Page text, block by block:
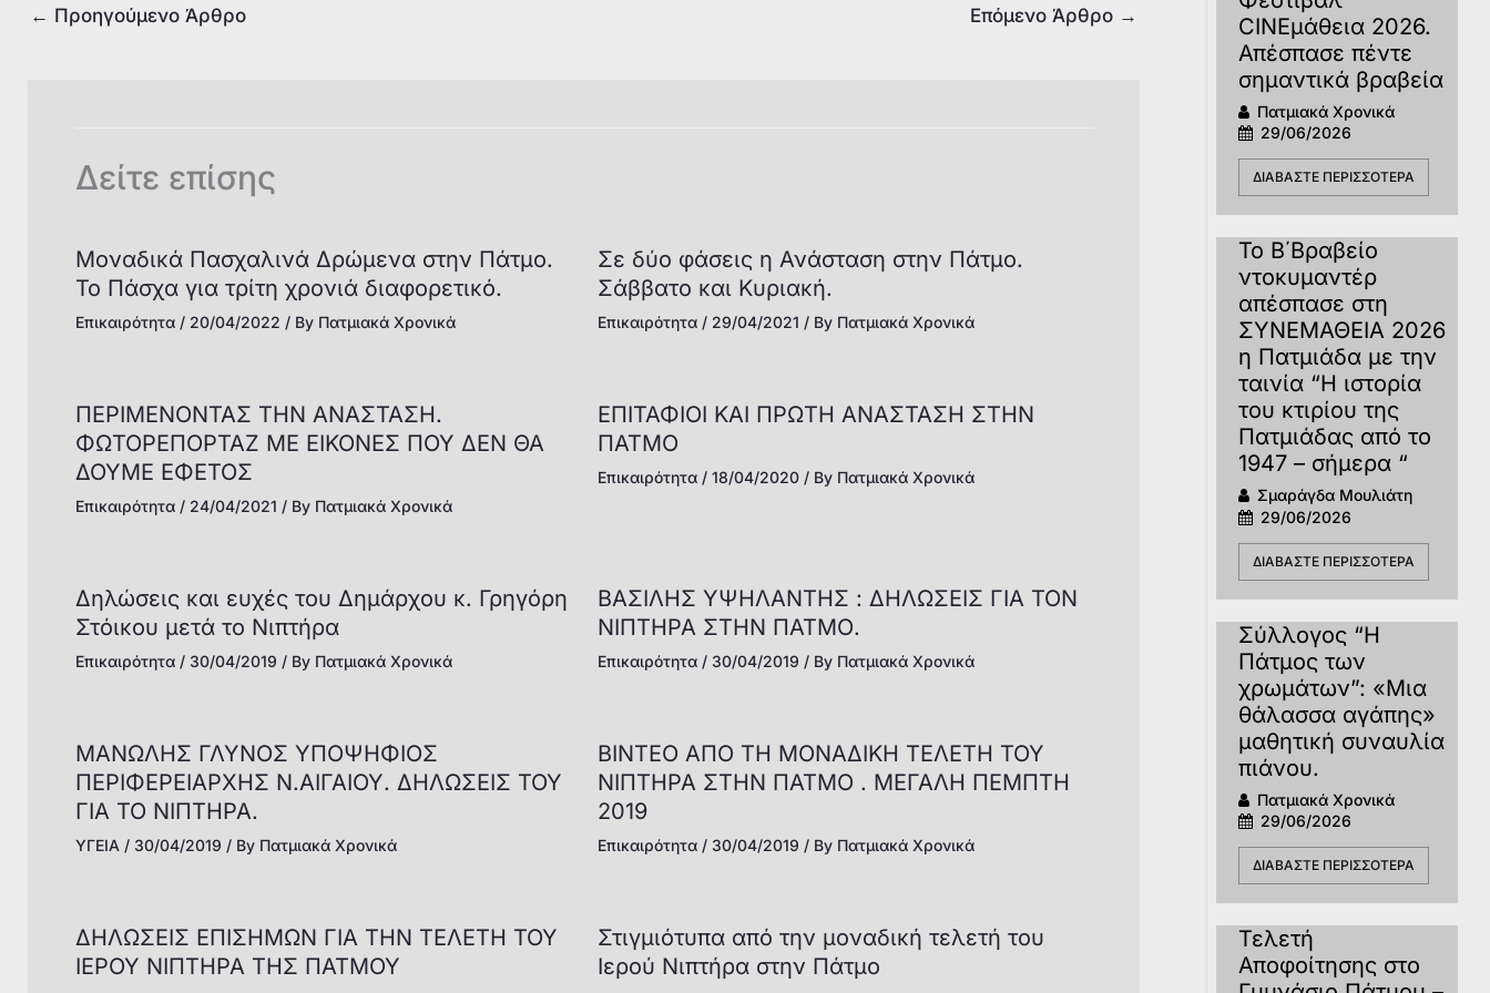
← Προηγούμενο Άρθρο Επόμενο Άρθρο →
Δείτε επίσης
Μοναδικά Πασχαλινά Δρώμενα στην Πάτμο.
Το Πάσχα για τρίτη χρονιά διαφορετικό.
Επικαιρότητα/ 20/04/2022 / By Πατμιακά Χρονικά
Σε δύο φάσεις η Ανάσταση στην Πάτμο.
Σάββατο και Κυριακή.
Επικαιρότητα / 29/04/2021 / By Πατμιακά Χρονικά
ΠΕΡΙΜΕΝΟΝΤΑΣ ΤΗΝ ΑΝΑΣΤΑΣΗ.
ΦΩΤΟΡΕΠΟΡΤΑΖ ΜΕ ΕΙΚΟΝΕΣ ΠΟΥ ΔΕΝ ΘΑ
ΔΟΥΜΕ ΕΦΕΤΟΣ
Επικαιρότητα/ 24/04/2021 / By Πατμιακά Χρονικά
ΕΠΙΤΑΦΙΟΙ ΚΑΙ ΠΡΩΤΗ ΑΝΑΣΤΑΣΗ ΣΤΗΝ
ΠΑΤΜΟ
Επικαιρότητα /18/04/2020 / By Πατμιακά Χρονικά
Δηλώσεις και ευχές του Δημάρχου κ. Γρηγόρη
Στόικου μετά το Νιπτήρα
Επικαιρότητα/ 30/04/2019 / By Πατμιακά Χρονικά
ΒΑΣΙΛΗΣ ΥΨΗΛΑΝΤΗΣ : ΔΗΛΩΣΕΙΣ ΓΙΑ ΤΟΝ
NIΠΤΗΡΑ ΣΤΗΝ ΠΑΤΜΟ.
Επικαιρότητα / 30/04/2019 / By Πατμιακά Χρονικά
ΜΑΝΩΛΗΣ ΓΛΥΝΟΣ ΥΠΟΨΗΦΙΟΣ
ΠΕΡΙΦΕΡΕΙΑΡΧΗΣ Ν.ΑΙΓΑΙΟΥ. ΔΗΛΩΣΕΙΣ ΤΟΥ
ΓΙΑ ΤΟ ΝΙΠΤΗΡΑ.
ΥΓΕΙΑ / 30/04/2019 / By Πατμιακά Χρονικά
ΒΙΝΤΕΟ ΑΠΟ ΤΗ ΜΟΝΑΔΙΚΗ ΤΕΛΕΤΗ ΤΟΥ
ΝΙΠΤΗΡΑ ΣΤΗΝ ΠΑΤΜΟ . ΜΕΓΑΛΗ ΠΕΜΠΤΗ
2019
Επικαιρότητα / 30/04/2019 / By Πατμιακά Χρονικά
ΔΗΛΩΣΕΙΣ ΕΠΙΣΗΜΩΝ ΓΙΑ ΤΗΝ ΤΕΛΕΤΗ ΤΟΥ
ΙΕΡΟΥ ΝΙΠΤΗΡΑ ΤΗΣ ΠΑΤΜΟΥ
Στιγμιότυπα από την μοναδική τελετή του
Ιερού Νιπτήρα στην Πάτμο
CINEμάθεια 2026.
Απέσπασε πέντε
σημαντικά βραβεία
Πατμιακά Χρονικά
29/06/2026
ΔΙΑΒΆΣΤΕ ΠΕΡΙΣΣΌΤΕΡΑ
Το Β΄Βραβείο
ντοκυμαντέρ
απέσπασε στη
ΣΥΝΕΜΑΘΕΙΑ 2026
η Πατμιάδα με την
ταινία “Η ιστορία
του κτιρίου της
Πατμιάδας από το
1947 – σήμερα “
Σμαράγδα Μουλιάτη
29/06/2026
ΔΙΑΒΆΣΤΕ ΠΕΡΙΣΣΌΤΕΡΑ
Σύλλογος “H
Πάτμος των
χρωμάτων”: «Μια
θάλασσα αγάπης»
μαθητική συναυλία
πιάνου.
Πατμιακά Χρονικά
29/06/2026
ΔΙΑΒΆΣΤΕ ΠΕΡΙΣΣΌΤΕΡΑ
Τελετή
Αποφοίτησης στο